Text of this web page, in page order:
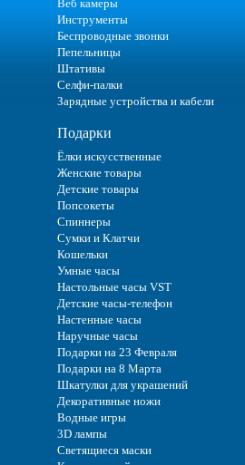
Веб камеры
Инструменты
Беспроводные звонки
Пепельницы
Штативы
Селфи-палки
Зарядные устройства и кабели
Подарки
Ёлки искусственные
Женские товары
Детские товары
Попсокеты
Спиннеры
Сумки и Клатчи
Кошельки
Умные часы
Настольные часы VST
Детские часы-телефон
Настенные часы
Наручные часы
Подарки на 23 Февраля
Подарки на 8 Марта
Шкатулки для украшений
Декоративные ножи
Водные игры
3D лампы
Светящиеся маски